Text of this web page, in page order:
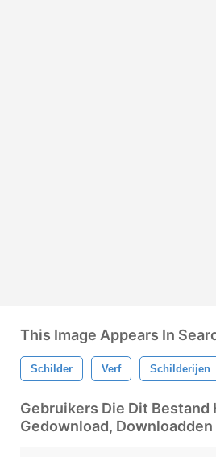
This Image Appears In
Schilder Verf Schilderijen
Gebruikers Die Dit Bestand
Gedownload, Downloadden